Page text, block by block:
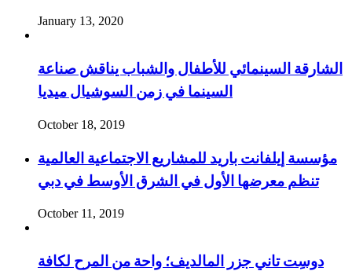
January 13, 2020
الشارقة السينمائي للأطفال والشباب يناقش صناعة
السينما في زمن السوشيال ميديا
October 18, 2019
مؤسسة إيلفانت باريد للمشاريع الاجتماعية العالمية
تنظم معرضها الأول في الشرق الأوسط في دبي
October 11, 2019
دوسِت تاني جزر المالديف؛ واحة من المرح لكافة